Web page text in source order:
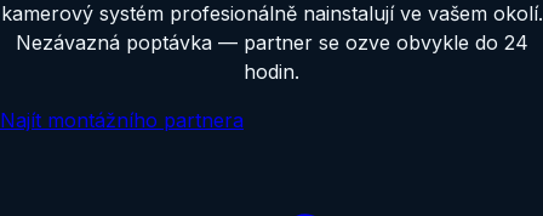
kamerový systém profesionálně nainstalují ve vašem okolí.
Nezávazná poptávka — partner se ozve obvykle do 24
hodin.
Najít montážního partnera